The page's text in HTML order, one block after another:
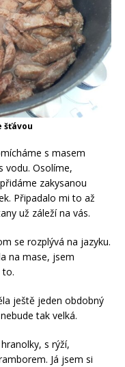
šťávou
s masem
vodu. Osolíme,
zakysanou
Připadalo mi to až
už záleží na vás.
se rozplývá na jazyku.
na mase, jsem
to.
ještě jeden obdobný
tak velká.
s rýží,
Já jsem si